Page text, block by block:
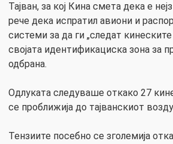
Тајван, за кој Кина смета дека е
рече дека испратил авиони и
системи за да ги „следат
својата идентификациска зона за
одбрана.
Одлуката следуваше откако 27
се проближија до тајванскиот
Тензиите посебно се зголемија